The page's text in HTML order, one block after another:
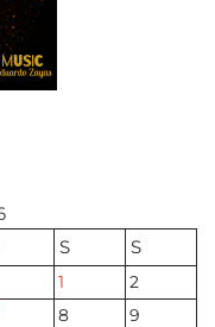
S S
1
2
8
9